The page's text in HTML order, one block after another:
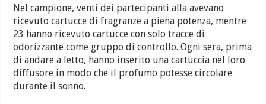
Nel campione, venti dei partecipanti alla avevano
ricevuto cartucce di fragranze a piena potenza, mentre
23 hanno ricevuto cartucce con solo tracce di
odorizzante come gruppo di controllo. Ogni sera, prima
di andare a letto, hanno inserito una cartuccia nel loro
diffusore in modo che il profumo potesse circolare
durante il sonno.